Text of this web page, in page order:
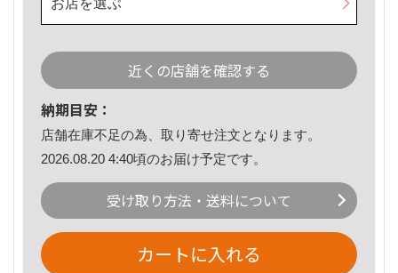
近くの店舗を確認する
納期目安：
店舗在庫不足の為、取り寄せ注文となります。
2026.08.20 4:40頃のお届け予定です。
受け取り方法・送料について
カートに入れる